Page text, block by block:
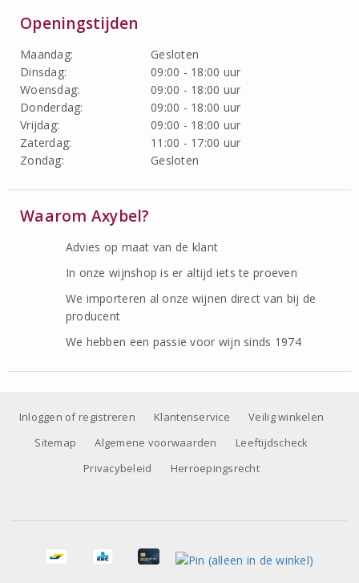
Openingstijden
Maandag:
Gesloten
Dinsdag:
09:00 - 18:00 uur
Woensdag:
09:00 - 18:00 uur
Donderdag:
09:00 - 18:00 uur
Vrijdag:
09:00 - 18:00 uur
Zaterdag:
11:00 - 17:00 uur
Zondag:
Gesloten
Waarom Axybel?
Advies op maat van de klant
In onze wijnshop is er altijd iets te proeven
We importeren al onze wijnen direct van bij de
producent
We hebben een passie voor wijn sinds 1974
Inloggen of registreren Klantenservice
Veilig winkelen
Sitemap
Algemene voorwaarden
Leeftijdscheck
Privacybeleid
Herroepingsrecht